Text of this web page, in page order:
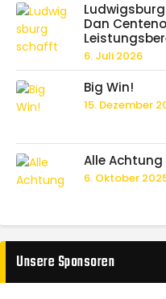
Dan
6. Juli 2026
Big Win!
15. Dezember
Alle Achtung
6. Oktober
Unsere Sponsoren